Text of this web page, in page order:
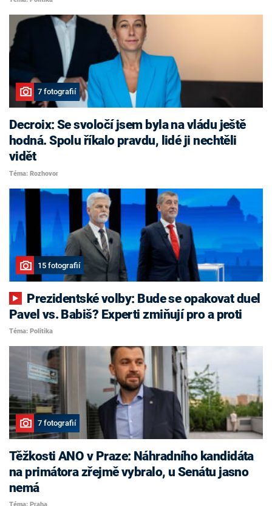
7 fotografií
Decroix: Se svoločí jsem byla na vládu ještě
hodná. Spolu říkalo pravdu, lidé ji nechtěli
vidět
Téma: Rozhovor
15 fotografií
Pavel vs. Babiš? Experti zmiňují pro a proti
Téma: Politika
7 fotografií
Těžkosti ANO v Praze: Náhradního kandidáta
na primátora zřejmě vybralo, u Senátu jasno
nemá